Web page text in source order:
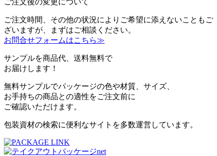
ご注文後の変更について
ご注文時間、その他の状況によりご希望に添えないこともご
ざいますが、まずはご相談ください。
お問合せフォームはこちら≫
サンプルを商品代、送料無料で
お届けします！
無料サンプルでパッケージの色や材質、サイズ、
お手持ちの商品との適性をご注文前に
ご確認いただけます。
包装資材の検索に便利なサイトを多数運営しています。